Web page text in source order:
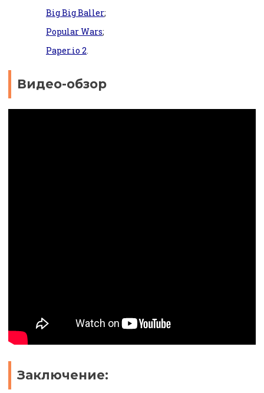
Big Big Baller;
Popular Wars;
Paper.io 2.
Видео-обзор
Заключение: